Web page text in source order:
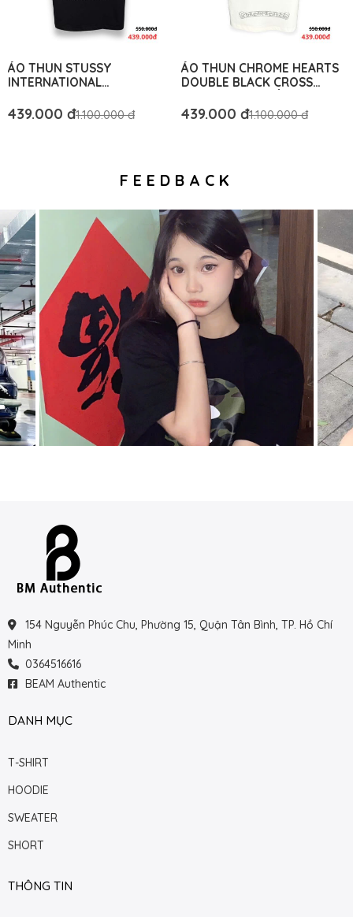
ÁO THUN STUSSY
INTERNATIONAL
COTTON CAO CẤP FORM
RỘNG - BM AUTHENTIC
439.000 đ1.100.000 đ
ÁO THUN CHROME HEARTS
DOUBLE BLACK CROSS
RỘNG - BM AUTHENTIC
439.000 đ1.100.000 đ
FEEDBACK
154 Nguyễn Phúc Chu, Phường 15, Quận Tân Bình, TP. Hồ Chí
Minh
0364516616
BEAM Authentic
DANH MỤC
T-SHIRT
HOODIE
SWEATER
SHORT
THÔNG TIN